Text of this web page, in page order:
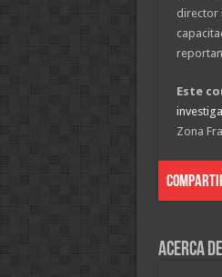
director
Este
Zona
Acerca